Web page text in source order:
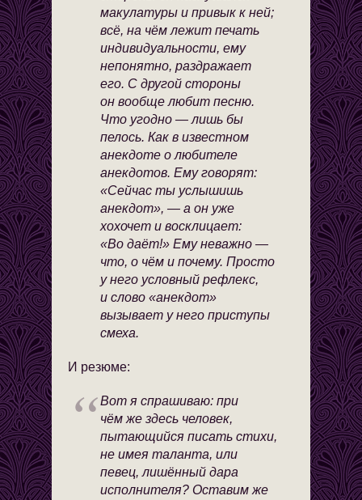
макулатуры и привык к ней;
всё, на чём лежит печать
индивидуальности, ему
непонятно, раздражает
его. С другой стороны
он вообще любит песню.
Что угодно — лишь бы
пелось. Как в известном
анекдоте о любителе
анекдотов. Ему говорят:
«Сейчас ты услышишь
анекдот», — а он уже
хохочет и восклицает:
«Во даёт!» Ему неважно —
что, о чём и почему. Просто
у него условный рефлекс,
и слово «анекдот»
вызывает у него приступы
смеха.
И резюме:
Вот я спрашиваю: при
чём же здесь человек,
пытающийся писать стихи,
не имея таланта, или
певец, лишённый дара
исполнителя? Оставим же